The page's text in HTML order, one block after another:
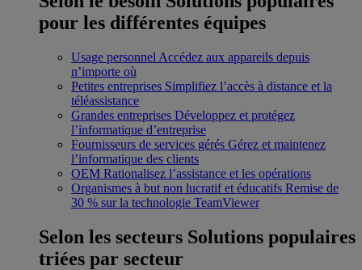
pour les différentes équipes
Usage personnel Accédez aux appareils depuis
n’importe où
Petites entreprises Simplifiez l’accès à distance et la
téléassistance
Grandes entreprises Développez et protégez
l’informatique d’entreprise
Fournisseurs de services gérés Gérez et maintenez
l’informatique des clients
OEM Rationalisez l’assistance et les opérations
Organismes à but non lucratif et éducatifs Remise de
30 % sur la technologie TeamViewer
Selon les secteurs Solutions populaires
triées par secteur